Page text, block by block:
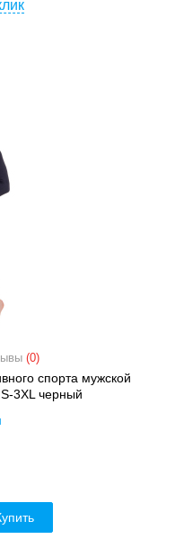
(0)
спорта мужской
3XL черный